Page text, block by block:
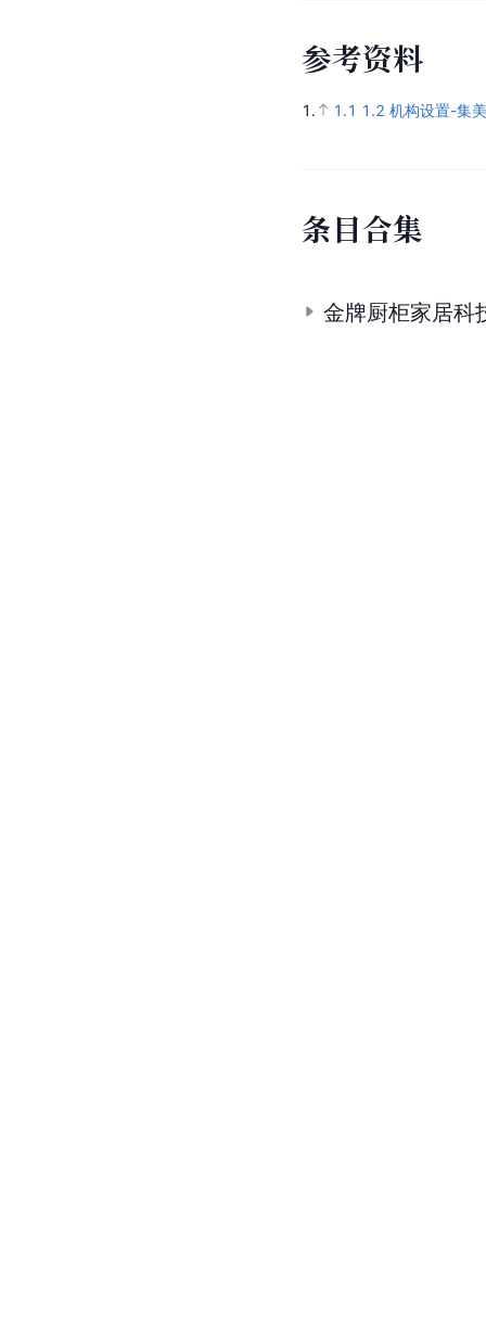
参考资料
1. 1.1 1.2 机构设置-集
条目合集
金牌厨柜家居科